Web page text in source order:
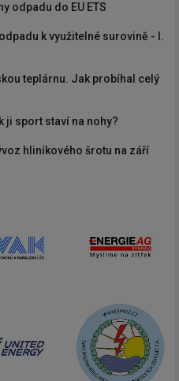
odpadu do EU ETS
k využitelné surovině - I.
teplárnu. Jak probíhal celý
ji sport staví na nohy?
hliníkového šrotu na září